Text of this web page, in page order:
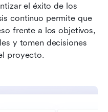
el éxito de los
continuo permite que
frente a los objetivos,
y tomen decisiones
proyecto.